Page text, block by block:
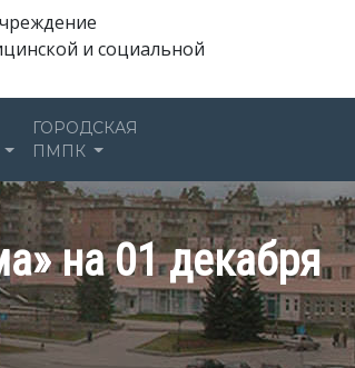
и социальной
ГОРОДСКАЯ
ПМПК
на 01 декабря